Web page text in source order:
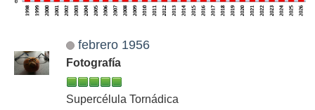
febrero 1956
Fotografía
Supercélula Tornádica